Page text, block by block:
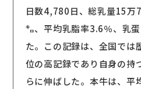
日数4,780日、総乳量15
㌔、平均乳脂率3.6％、乳
た。この記録は、全国では
位の高記録であり自身の持
らに伸ばした。本牛は、平